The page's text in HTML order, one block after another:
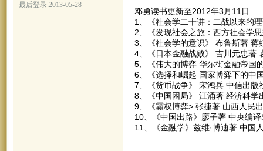
最后登录:2013-05-28
邓勇读书更新至2012年3月11日
1、《社会学二十讲：二战以来的
2、《发现社会之旅：西方社会学
3、《社会学的意识》 布鲁斯著 蒋
4、《日本金融战败》 吉川元忠著
5、《伟大的博弈 华尔街金融帝国
6、《选择和崛起 国家博弈下的中
7、《货币战争》 宋鸿兵 中信出版
8、《中国困局》 江涌著 经济科学
9、《霸权博弈> 张捷著 山西人民
10、《中国出路》廖子著 中央编译
11、《金融学》兹维·博迪著 中国